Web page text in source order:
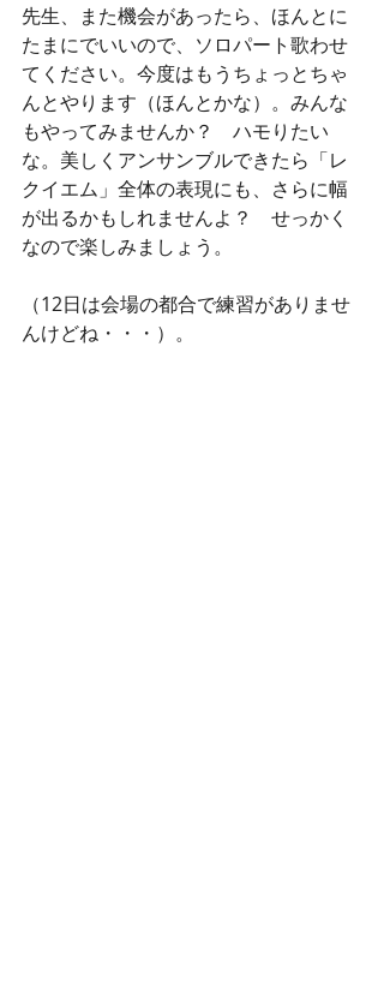
先生、また機会があったら、ほんとに
たまにでいいので、ソロパート歌わせ
てください。今度はもうちょっとちゃ
んとやります（ほんとかな）。みんな
もやってみませんか？　ハモりたい
な。美しくアンサンブルできたら「レ
クイエム」全体の表現にも、さらに幅
が出るかもしれませんよ？　せっかく
なので楽しみましょう。
（12日は会場の都合で練習がありませ
んけどね・・・）。